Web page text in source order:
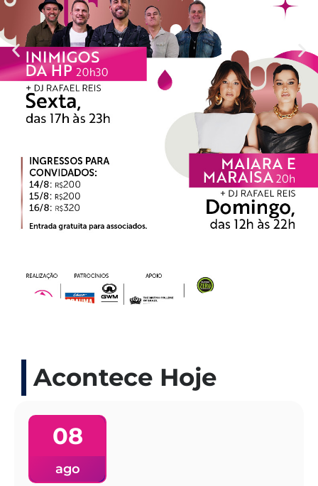
Acontece Hoje
08
ago